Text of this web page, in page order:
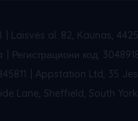
Laisvės al. 82, Kaunas,
Регистрациони код:
Appstation Ltd, 35
Lane, Sheffield, South